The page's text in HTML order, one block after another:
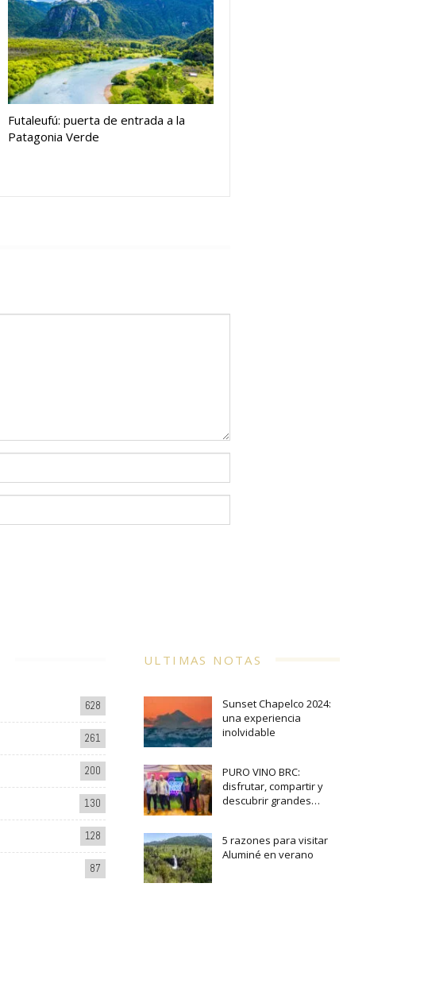
Futaleufú: puerta de entrada a la
Patagonia Verde
628
261
200
130
128
87
ULTIMAS NOTAS
Sunset Chapelco 2024:
una experiencia
inolvidable
PURO VINO BRC:
disfrutar, compartir y
descubrir grandes…
5 razones para visitar
Aluminé en verano